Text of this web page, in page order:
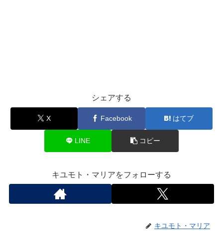
シェアする
X Facebook はてブ
LINE コピー
キユモト・マリアをフォローする
キユモト・マリア